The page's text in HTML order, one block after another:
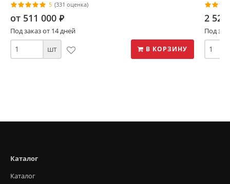
5 (331 оценка)
от 511 000 ⃏
Под заказ от 14 дней
шт В КОРЗИНУ
2 520
Под
Каталог
Каталог